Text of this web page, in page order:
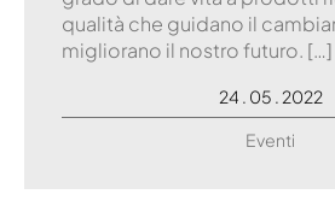
qualità che guidano il
migliorano il nostro futuro. […]
24 . 05 . 2022
Eventi